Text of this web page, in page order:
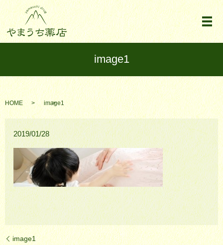
メ
image1
HOME image1
2019/01/28
image1